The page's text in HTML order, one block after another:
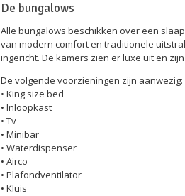
De bungalows
Alle bungalows beschikken over een
van modern comfort en traditionele
ingericht. De kamers zien er luxe uit en
De volgende voorzieningen zijn aanwezig:
• King size bed
• Inloopkast
• Tv
• Minibar
• Waterdispenser
• Airco
• Plafondventilator
• Kluis